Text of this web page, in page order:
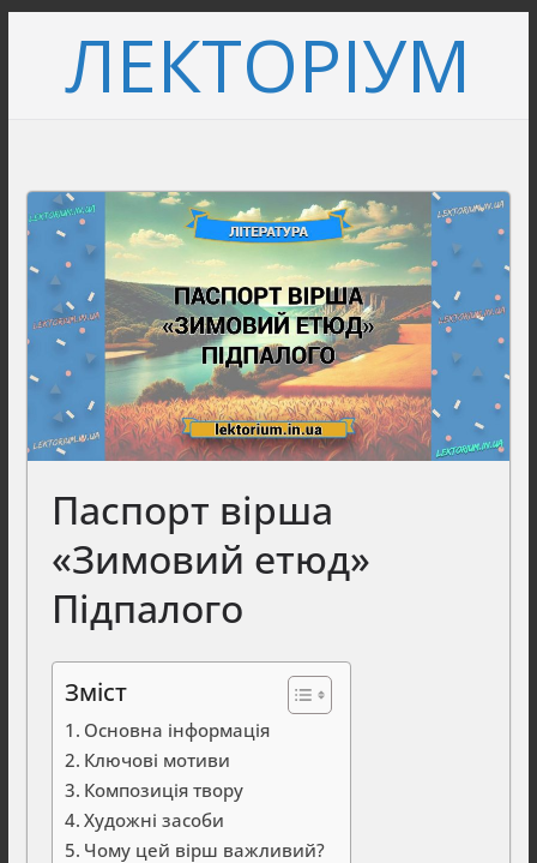
вмістуЛЕКТОРІУМ
Паспорт вірша
«Зимовий етюд»
Підпалого
Зміст
Основна інформація
Ключові мотиви
Композиція твору
Художні засоби
Чому цей вірш важливий?